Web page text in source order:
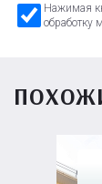
Нажимая
обработку